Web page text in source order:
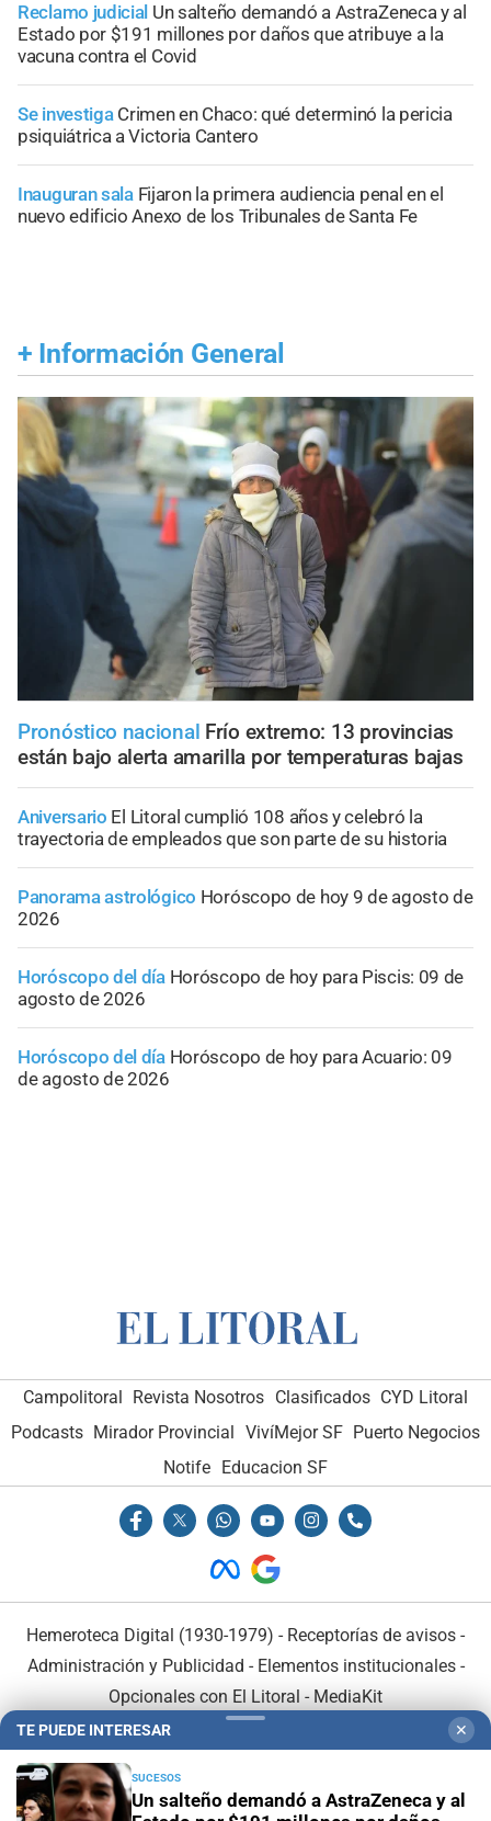
Reclamo judicial Un salteño demandó a AstraZeneca y al
Estado por $191 millones por daños que atribuye a la
vacuna contra el Covid
Se investiga Crimen en Chaco: qué determinó la pericia
psiquiátrica a Victoria Cantero
Inauguran sala Fijaron la primera audiencia penal en el
nuevo edificio Anexo de los Tribunales de Santa Fe
+ Información General
Pronóstico nacional Frío extremo: 13 provincias
están bajo alerta amarilla por temperaturas bajas
Aniversario El Litoral cumplió 108 años y celebró la
trayectoria de empleados que son parte de su historia
Panorama astrológico Horóscopo de hoy 9 de agosto de
2026
Horóscopo del día Horóscopo de hoy para Piscis: 09 de
agosto de 2026
Horóscopo del día Horóscopo de hoy para Acuario: 09
de agosto de 2026
Campolitoral Revista Nosotros Clasificados CYD Litoral
Podcasts Mirador Provincial VivíMejor SF Puerto Negocios
Notife Educacion SF
Hemeroteca Digital (1930-1979) - Receptorías de avisos -
Administración y Publicidad - Elementos institucionales-
Opcionales con El Litoral - MediaKit
TE PUEDE INTERESAR ✕
SUCESOS
Un salteño demandó a AstraZeneca y al